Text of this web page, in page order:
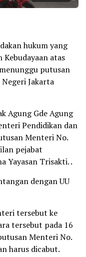
hukum yang
atas
putusan
Jakarta
Agung Gde Agung
Pendidikan dan
Menteri No.
pejabat
Yayasan Trisakti. .
dengan UU
tersebut ke
tersebut pada 16
Menteri No.
harus dicabut.